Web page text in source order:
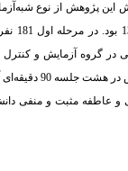
پژوهش از نوع
واتسون و
عاطفه مثبت و منفی